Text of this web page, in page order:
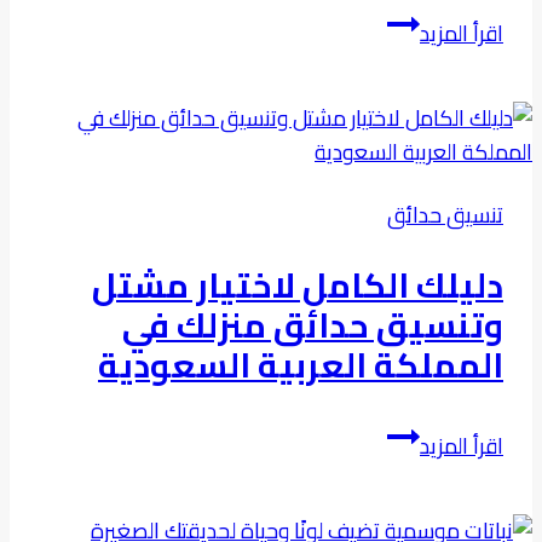
اقرأ المزيدأبرز
معايير
ملاعب
كرة
الحديثة
الرياض
تنسيق حدائق
دليلك الكامل لاختيار مشتل
وتنسيق حدائق منزلك في
المملكة العربية السعودية
اقرأ المزيددليلك
الكامل